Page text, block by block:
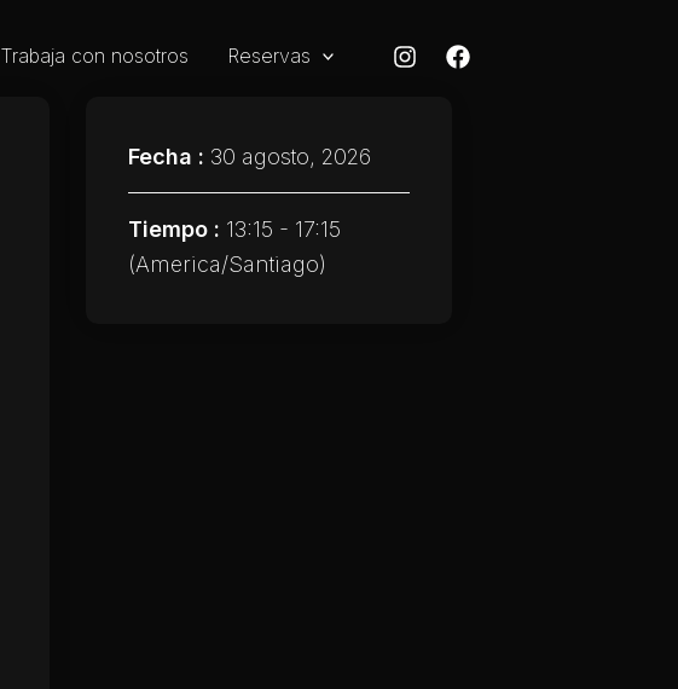
Trabaja con nosotros Reservas
Fecha : 30 agosto, 2026
Tiempo : 13:15 - 17:15
(America/Santiago)